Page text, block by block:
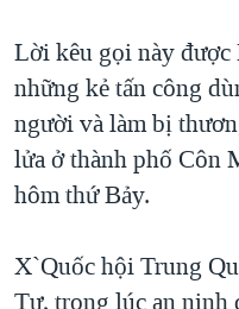
TRỊNH VĨNH BÌNH VS.
NGƯ DÂN VIỆT VÀ LÀN
BÊN KIA QUỐC LỘ:
QUAN HỆ VIỆT MỸ
Lời kêu gọi này được
những kẻ tấn công
người và làm bị
lửa ở thành phố Côn
hôm thứ Bảy.
X`Quốc hội Trung
Tư, trong lúc an ninh